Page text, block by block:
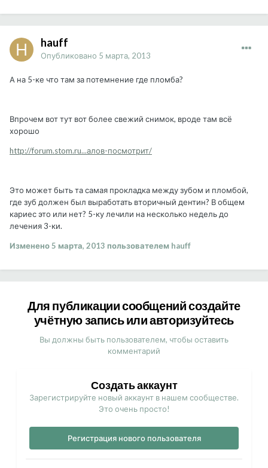
hauff
Опубликовано 5 марта, 2013
А на 5-ке что там за потемнение где пломба?
Впрочем вот тут вот более свежий снимок, вроде там всё
хорошо
http://forum.stom.ru...алов-посмотрит/
Это может быть та самая прокладка между зубом и пломбой,
где зуб должен был выработать вторичный дентин? В общем
кариес это или нет? 5-ку лечили на несколько недель до
лечения 3-ки.
Изменено5 марта, 2013 пользователем hauff
Для публикации сообщений создайте
учётную запись или авторизуйтесь
Вы должны быть пользователем, чтобы оставить
комментарий
Создать аккаунт
Зарегистрируйте новый аккаунт в нашем сообществе.
Это очень просто!
Регистрация нового пользователя